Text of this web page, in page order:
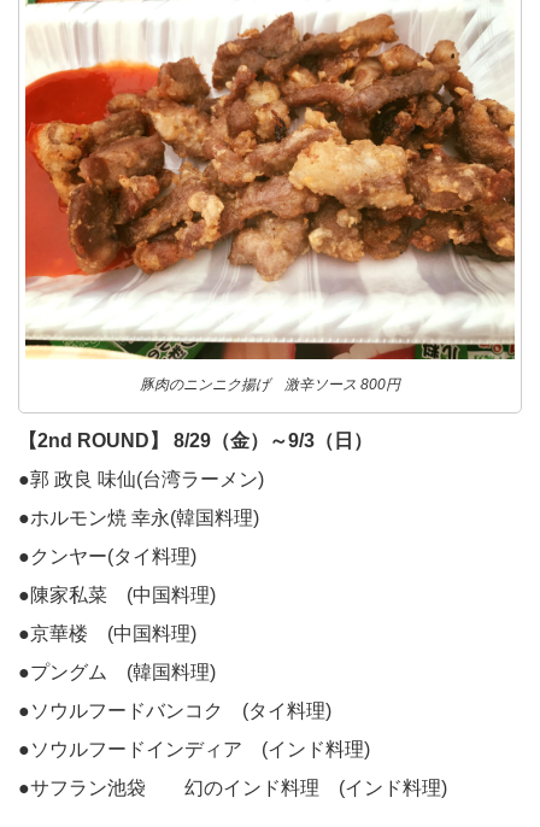
豚肉のニンニク揚げ 激辛ソース 800円
【2nd ROUND】 8/29（金）～9/3（日）
●郭 政良 味仙(台湾ラーメン)
●ホルモン焼 幸永(韓国料理)
●クンヤー(タイ料理)
●陳家私菜 (中国料理)
●京華楼 (中国料理)
●プングム (韓国料理)
●ソウルフードバンコク (タイ料理)
●ソウルフードインディア (インド料理)
●サフラン池袋 幻のインド料理 (インド料理)